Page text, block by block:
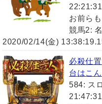
お前ら
競馬2:
2020/02/14(金)
必殺仕
台はこ
584: ス